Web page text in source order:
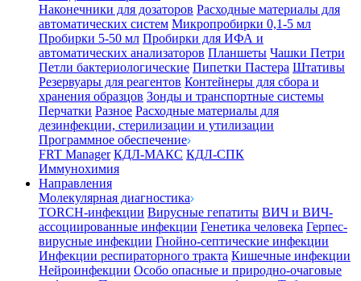
Наконечники для дозаторов Расходные материалы для
автоматических систем Микропробирки 0,1-5 мл
Пробирки 5-50 мл Пробирки для ИФА и
автоматических анализаторов Планшеты Чашки Петри
Петли бактериологические Пипетки Пастера Штативы
Резервуары для реагентов Контейнеры для сбора и
хранения образцов Зонды и транспортные системы
Перчатки Разное Расходные материалы для
дезинфекции, стерилизации и утилизации
Программное обеспечение
FRT Manager КДЛ-МАКС КДЛ-СПК
Иммунохимия
Направления
Молекулярная диагностика
TORCH-инфекции Вирусные гепатиты ВИЧ и ВИЧ-
ассоциированные инфекции Генетика человека Герпес-
вирусные инфекции Гнойно-септические инфекции
Инфекции респираторного тракта Кишечные инфекции
Нейроинфекции Особо опасные и природно-очаговые